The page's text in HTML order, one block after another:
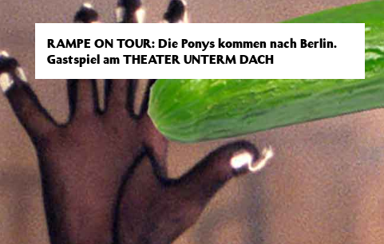
RAMPE ON TOUR: Die Ponys kommen nach Berlin.
Gastspiel am THEATER UNTERM DACH